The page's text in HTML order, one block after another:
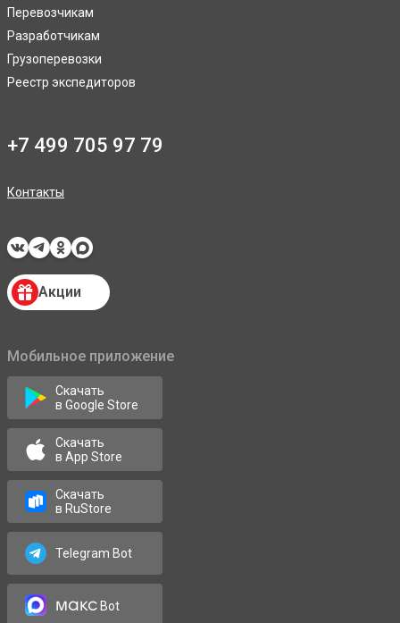
Перевозчикам
Разработчикам
Грузоперевозки
Реестр экспедиторов
+7 499 705 97 79
Контакты
Акции
Мобильное приложение
Скачать
в Google Store
Скачать
в App Store
Скачать
в RuStore
Telegram Bot
максBot